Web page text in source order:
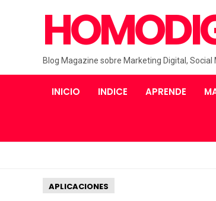
Blog Magazine sobre Marketing Digital, Social
INICIO INDICE APRENDE
APLICACIONES